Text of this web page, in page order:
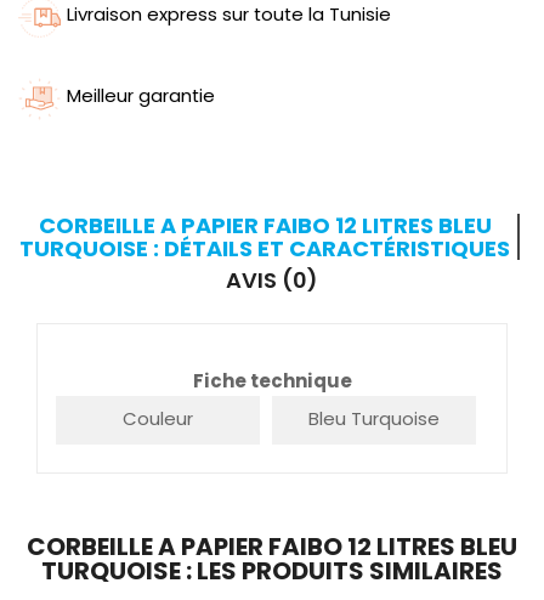
Livraison express sur toute la Tunisie
Meilleur garantie
CORBEILLE A PAPIER FAIBO 12 LITRES BLEU
TURQUOISE : DÉTAILS ET CARACTÉRISTIQUES
AVIS (0)
Fiche technique
Couleur
Bleu Turquoise
CORBEILLE A PAPIER FAIBO 12 LITRES BLEU
TURQUOISE : LES PRODUITS SIMILAIRES